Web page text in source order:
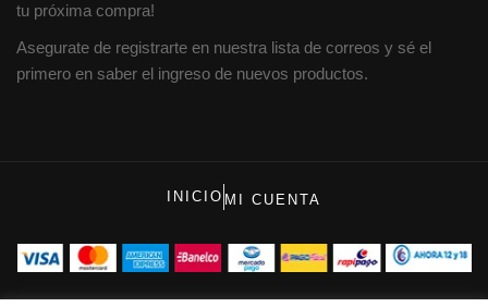
tu próxima compra!
Asegurate de registrarte en nuestra lista de correos y sé el
primero en saber el ingreso de nuevos productos.
INICIO MI CUENTA